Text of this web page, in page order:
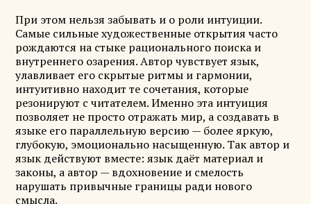
При этом нельзя забывать и о роли интуиции.
Самые сильные художественные открытия часто
рождаются на стыке рационального поиска и
внутреннего озарения. Автор чувствует язык,
улавливает его скрытые ритмы и гармонии,
интуитивно находит те сочетания, которые
резонируют с читателем. Именно эта интуиция
позволяет не просто отражать мир, а создавать в
языке его параллельную версию — более яркую,
глубокую, эмоционально насыщенную. Так автор и
язык действуют вместе: язык даёт материал и
законы, а автор — вдохновение и смелость
нарушать привычные границы ради нового
смысла.